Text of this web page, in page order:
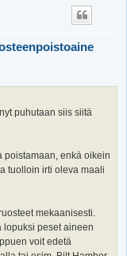
puhutaan siis siitä
poistamaan, enkä oikein
tuolloin irti oleva maali
mekaanisesti.
lopuksi peset aineen
voit edetä